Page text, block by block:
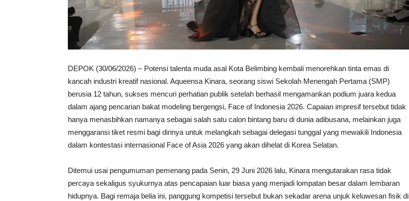
DEPOK (30/06/2026) – Potensi talenta muda asal Kota Belimbing kembali menorehkan tinta emas di
kancah industri kreatif nasional. Aqueensa Kinara, seorang siswi Sekolah Menengah Pertama (SMP)
berusia 12 tahun, sukses mencuri perhatian publik setelah berhasil mengamankan podium juara kedua
dalam ajang pencarian bakat modeling bergengsi, Face of Indonesia 2026. Capaian impresif tersebut tidak
hanya menasbihkan namanya sebagai salah satu calon bintang baru di dunia adibusana, melainkan juga
menggaransi tiket resmi bagi dirinya untuk melangkah sebagai delegasi tunggal yang mewakili Indonesia
dalam kontestasi internasional Face of Asia 2026 yang akan dihelat di Korea Selatan.
Ditemui usai pengumuman pemenang pada Senin, 29 Juni 2026 lalu, Kinara mengutarakan rasa tidak
percaya sekaligus syukurnya atas pencapaian luar biasa yang menjadi lompatan besar dalam lembaran
hidupnya. Bagi remaja belia ini, panggung kompetisi tersebut bukan sekadar arena unjuk keluwesan fisik di